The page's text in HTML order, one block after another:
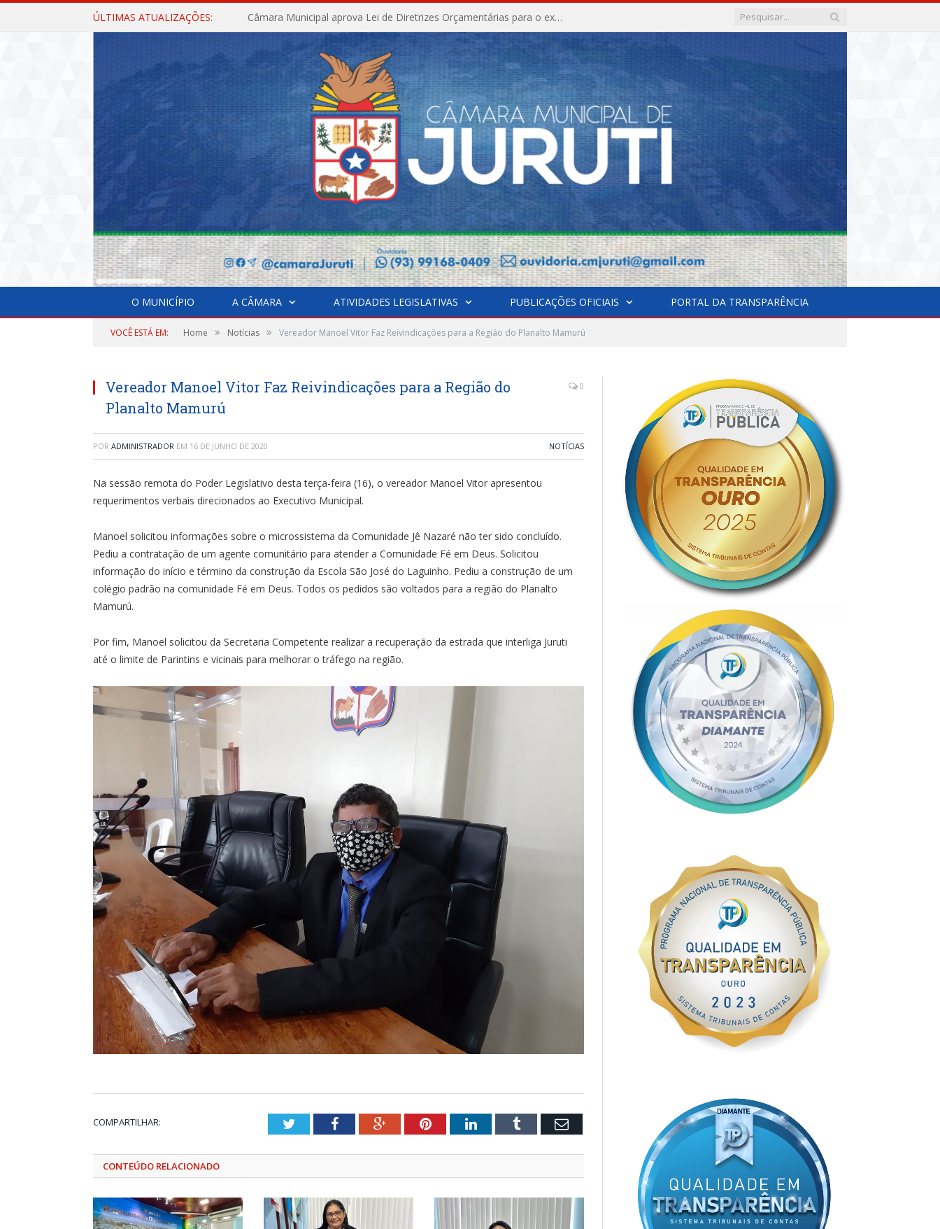
ÚLTIMAS ATUALIZAÇÕES: Câmara Municipal aprova Lei de Diretrizes Orçamentárias para o exercício financeiro de 2027
O MUNICÍPIO A CÂMARA ATIVIDADES LEGISLATIVAS PUBLICAÇÕES OFICIAIS PORTAL DA TRANSPARÊNCIA
VOCÊ ESTÁ EM: Home » Notícias » Vereador Manoel Vitor Faz Reivindicações para a Região do Planalto Mamurú
Vereador Manoel Vitor Faz Reivindicações para a Região do
Planalto Mamurú
0
POR ADMINISTRADOR EM 16 DE JUNHO DE 2020 NOTÍCIAS
Na sessão remota do Poder Legislativo desta terça-feira (16), o vereador Manoel Vitor apresentou
requerimentos verbais direcionados ao Executivo Municipal.
Manoel solicitou informações sobre o microssistema da Comunidade Jê Nazaré não ter sido concluído.
Pediu a contratação de um agente comunitário para atender a Comunidade Fé em Deus. Solicitou
informação do início e término da construção da Escola São José do Laguinho. Pediu a construção de um
colégio padrão na comunidade Fé em Deus. Todos os pedidos são voltados para a região do Planalto
Mamurú.
Por fim, Manoel solicitou da Secretaria Competente realizar a recuperação da estrada que interliga Juruti
até o limite de Parintins e vicinais para melhorar o tráfego na região.
COMPARTILHAR: TwitterFacebookGoogle+PinterestLinkedInTumblr Email
CONTEÚDO RELACIONADO